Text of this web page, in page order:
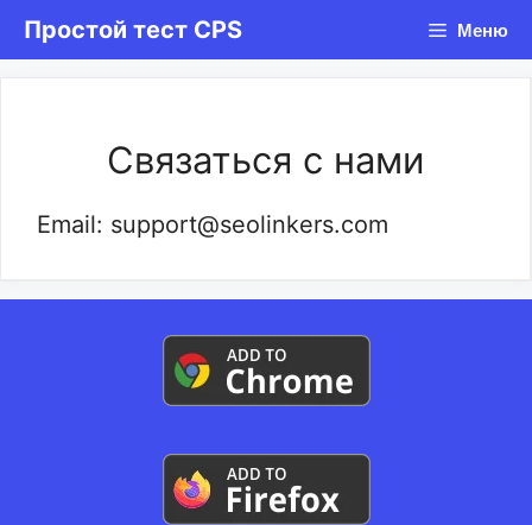
Перейти
к
Простой тест CPS Меню
Связаться с нами
Email: support@seolinkers.com